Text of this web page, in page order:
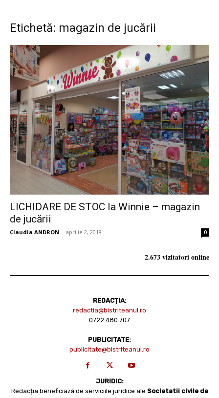
Etichetă: magazin de jucării
LICHIDARE DE STOC la Winnie – magazin
de jucării
Claudia ANDRON - aprilie 2, 2018 0
2.673 vizitatori online
REDACȚIA:
redactia@bistriteanul.ro
0722.480.707
PUBLICITATE:
publicitate@bistriteanul.ro
JURIDIC:
Redacția beneficiază de serviciile juridice ale Societatii civile de